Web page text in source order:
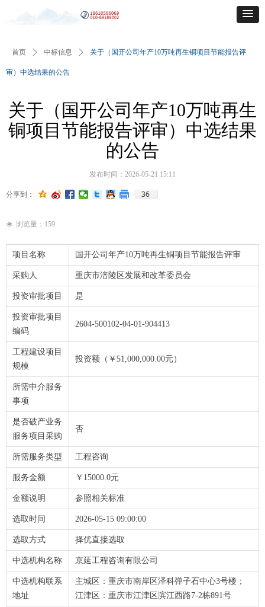
关于（国开公司年产10万吨再生
铜项目节能报告评审）中选结果
的公告
项目名称 国开公司年产10万吨再生铜项目节能报告评审
采购人 重庆市涪陵区发展和改革委员会
投资审批项目 是
投资审批项目
编码
2604-500102-04-01-904413
工程建设项目
规模
投资额（￥51,000,000.00元）
所需中介服务
事项
是否破产业务
服务项目采购
否
所需服务类型 工程咨询
服务金额 ￥15000.0元
金额说明 参照相关标准
选取时间 2026-05-15 09:00:00
选取方式 择优直接选取
中选机构名称 京延工程咨询有限公司
中选机构联系
地址
主城区：重庆市南岸区泽科弹子石中心3号楼；
江津区：重庆市江津区滨江西路7-2栋891号
发布时间： 2026-05-21 15:11
首页 ꄲ 中标信息 ꄲ 关于（国开公司年产10万吨再生铜项目节能报告评
审）中选结果的公告
分享到： 36
넶 浏览量： 159